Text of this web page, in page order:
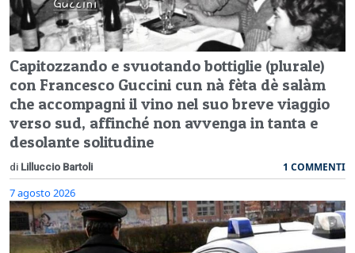
Capitozzando e svuotando bottiglie (plurale)
con Francesco Guccini cun nà fèta dè salàm
che accompagni il vino nel suo breve viaggio
verso sud, affinché non avvenga in tanta e
desolante solitudine
di Lilluccio Bartoli 1 COMMENTI
7 agosto 2026